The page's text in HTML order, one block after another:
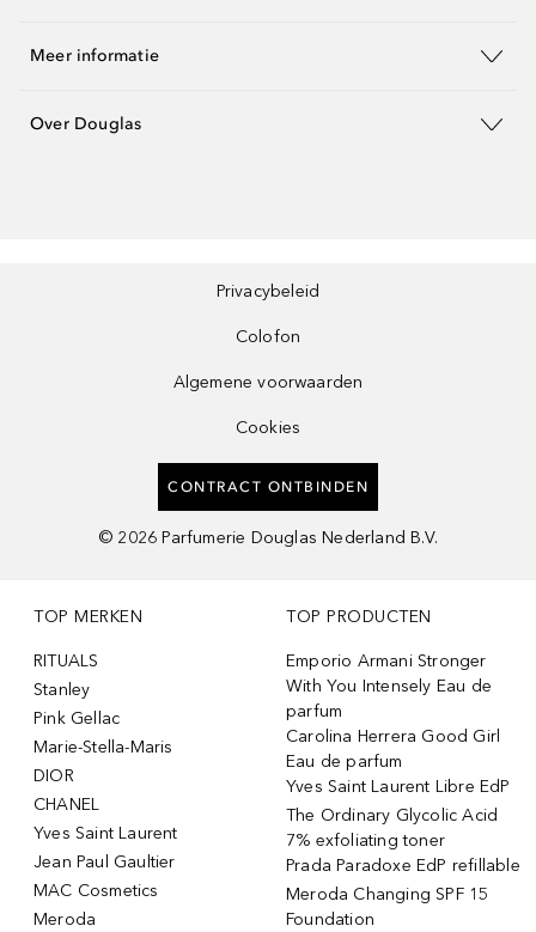
Meer informatie
Over Douglas
Privacybeleid
Colofon
Algemene voorwaarden
Cookies
CONTRACT ONTBINDEN
© 2026 Parfumerie Douglas Nederland B.V.
TOP MERKEN
RITUALS
Stanley
Pink Gellac
Marie-Stella-Maris
DIOR
CHANEL
Yves Saint Laurent
Jean Paul Gaultier
MAC Cosmetics
Meroda
TOP PRODUCTEN
Emporio Armani Stronger
With You Intensely Eau de
parfum
Carolina Herrera Good Girl
Eau de parfum
Yves Saint Laurent Libre EdP
The Ordinary Glycolic Acid
7% exfoliating toner
Prada Paradoxe EdP refillable
Meroda Changing SPF 15
Foundation